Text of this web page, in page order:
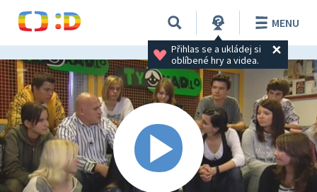
Přihlas se a ukládej si
oblíbené hry a videa.
MENU